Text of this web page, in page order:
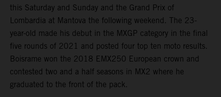
this Saturday and Sunday and the Grand Prix of
Lombardia at Mantova the following weekend. The 23-
year-old made his debut in the MXGP category in the final
five rounds of 2021 and posted four top ten moto results.
Boisrame won the 2018 EMX250 European crown and
contested two and a half seasons in MX2 where he
graduated to the front of the pack.